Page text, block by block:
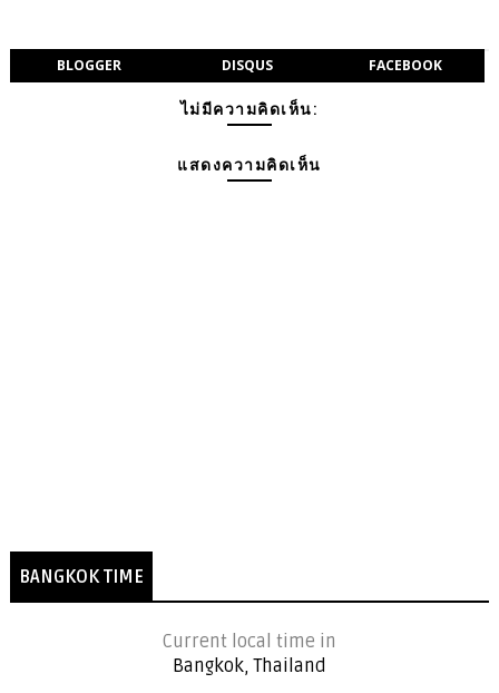
BLOGGER DISQUS FACEBOOK
ไม่มีความคิดเห็น:
แสดงความคิดเห็น
BANGKOK TIME
Current local time in
Bangkok, Thailand